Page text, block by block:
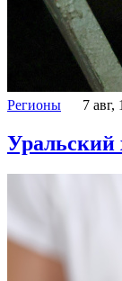
Регионы 7 авг,
Уральский